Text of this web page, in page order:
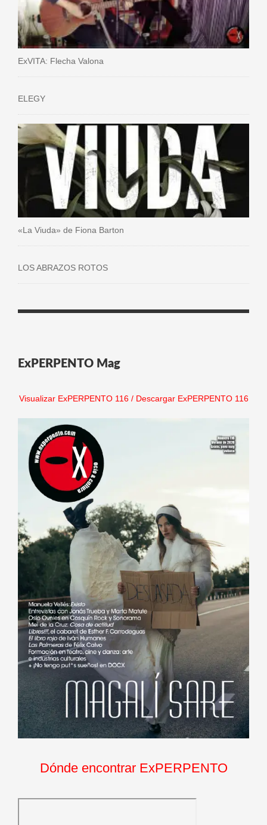
ExVITA: Flecha Valona
ELEGY
«La Viuda» de Fiona Barton
LOS ABRAZOS ROTOS
ExPERPENTO Mag
Visualizar ExPERPENTO 116/ Descargar ExPERPENTO 116
Dónde encontrar ExPERPENTO